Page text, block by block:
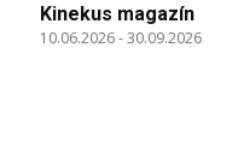
Kinekus magazín
10.06.2026-30.09.2026